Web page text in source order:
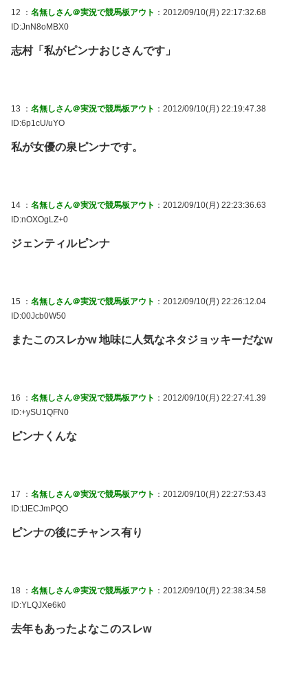
12 ： 名無しさん＠実況で競馬板アウト ：2012/09/10(月) 22:17:32.68
ID:JnN8oMBX0
志村「私がピンナおじさんです」
13 ： 名無しさん＠実況で競馬板アウト ：2012/09/10(月) 22:19:47.38
ID:6p1cU/uYO
私が女優の泉ピンナです。
14 ： 名無しさん＠実況で競馬板アウト ：2012/09/10(月) 22:23:36.63
ID:nOXOgLZ+0
ジェンティルピンナ
15 ： 名無しさん＠実況で競馬板アウト ：2012/09/10(月) 22:26:12.04
ID:00Jcb0W50
またこのスレかw 地味に人気なネタジョッキーだなw
16 ： 名無しさん＠実況で競馬板アウト ：2012/09/10(月) 22:27:41.39
ID:+ySU1QFN0
ピンナくんな
17 ： 名無しさん＠実況で競馬板アウト ：2012/09/10(月) 22:27:53.43
ID:tJECJmPQO
ピンナの後にチャンス有り
18 ： 名無しさん＠実況で競馬板アウト ：2012/09/10(月) 22:38:34.58
ID:YLQJXe6k0
去年もあったよなこのスレw